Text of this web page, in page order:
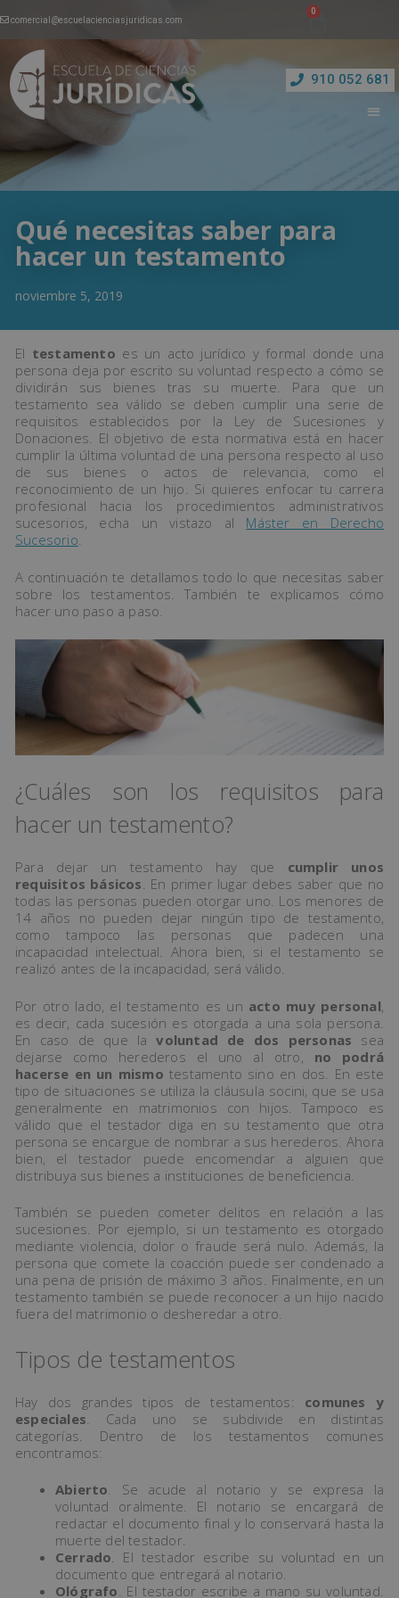
comercial@escuelacienciasjuridicas.com
910 052 681
Qué necesitas saber para
hacer un testamento
noviembre 5, 2019
El testamento es un acto jurídico y formal donde una
persona deja por escrito su voluntad respecto a cómo se
dividirán sus bienes tras su muerte. Para que un
testamento sea válido se deben cumplir una serie de
requisitos establecidos por la Ley de Sucesiones y
Donaciones. El objetivo de esta normativa está en hacer
cumplir la última voluntad de una persona respecto al uso
de sus bienes o actos de relevancia, como el
reconocimiento de un hijo. Si quieres enfocar tu carrera
profesional hacia los procedimientos administrativos
sucesorios, echa un vistazo al Máster en Derecho
Sucesorio.
A continuación te detallamos todo lo que necesitas saber
sobre los testamentos. También te explicamos cómo
hacer uno paso a paso.
¿Cuáles son los requisitos para
hacer un testamento?
Para dejar un testamento hay que cumplir unos
requisitos básicos. En primer lugar debes saber que no
todas las personas pueden otorgar uno. Los menores de
14 años no pueden dejar ningún tipo de testamento,
como tampoco las personas que padecen una
incapacidad intelectual. Ahora bien, si el testamento se
realizó antes de la incapacidad, será válido.
Por otro lado, el testamento es un acto muy personal
es decir, cada sucesión es otorgada a una sola persona.
En caso de que lavoluntad de dos personas sea
dejarse como herederos el uno al otro, no podrá
hacerse en un mismo testamento sino en dos. En este
tipo de situaciones se utiliza la cláusula socini, que se usa
generalmente en matrimonios con hijos. Tampoco es
válido que el testador diga en su testamento que otra
persona se encargue de nombrar a sus herederos. Ahora
bien, el testador puede encomendar a alguien que
distribuya sus bienes a instituciones de beneficiencia.
También se pueden cometer delitos en relación a las
sucesiones. Por ejemplo, si un testamento es otorgado
mediante violencia, dolor o fraude será nulo. Además, la
persona que comete la coacción puede ser condenado a
una pena de prisión de máximo 3 años. Finalmente, en un
testamento también se puede reconocer a un hijo nacido
fuera del matrimonio o desheredar a otro.
Tipos de testamentos
Hay dos grandes tipos de testamentos: comunes y
especiales . Cada uno se subdivide en distintas
categorías. Dentro de los testamentos comunes
encontramos:
Abierto. Se acude al notario y se expresa la
voluntad oralmente. El notario se encargará de
redactar el documento final y lo conservará hasta la
muerte del testador.
Cerrado. El testador escribe su voluntad en un
documento que entregará al notario.
Ológrafo. El testador escribe a mano su voluntad.